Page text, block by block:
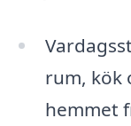
rum, kök
hemmet